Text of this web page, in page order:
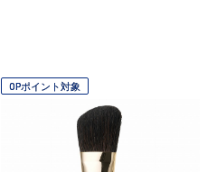
OPポイント対象